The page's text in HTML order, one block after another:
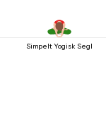
Simpelt Yogisk Segl